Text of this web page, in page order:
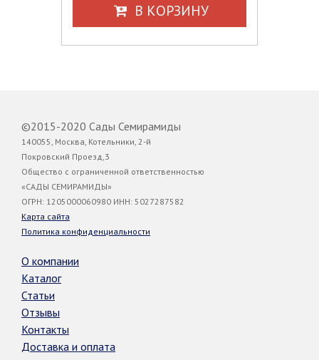
В КОРЗИНУ
©2015-2020 Сады Семирамиды
140055, Москва, Котельники, 2-й
Покровский Проезд,3
Общество с ограниченной ответственностью
«САДЫ СЕМИРАМИДЫ»
ОГРН: 1205000060980 ИНН: 5027287582
Карта сайта
Политика конфиденциальности
О компании
Каталог
Статьи
Отзывы
Контакты
Доставка и оплата